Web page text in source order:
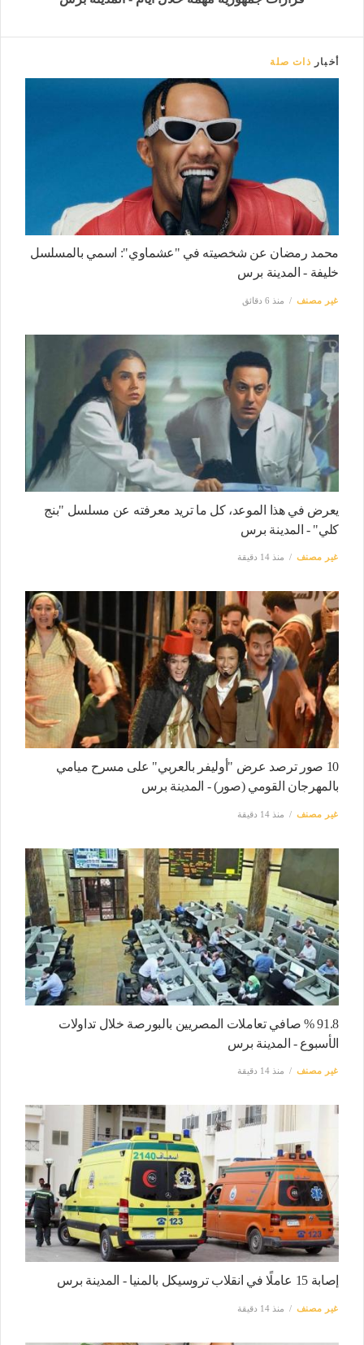
أخبار ذات صلة
محمد رمضان عن شخصيته في "عشماوي": اسمي بالمسلسل
خليفة - المدينة برس
غير مصنف منذ 6 دقائق
يعرض في هذا الموعد، كل ما تريد معرفته عن مسلسل "بنج
كلي" - المدينة برس
غير مصنف منذ 14 دقيقة
10 صور ترصد عرض "أوليفر بالعربي" على مسرح ميامي
بالمهرجان القومي (صور) - المدينة برس
غير مصنف منذ 14 دقيقة
91.8 % صافي تعاملات المصريين بالبورصة خلال تداولات
الأسبوع - المدينة برس
غير مصنف منذ 14 دقيقة
إصابة 15 عاملًا في انقلاب تروسيكل بالمنيا - المدينة برس
غير مصنف منذ 14 دقيقة